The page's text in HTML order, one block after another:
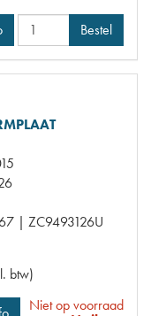
Bestel
| ZC9493126U
btw)
Niet op voorraad